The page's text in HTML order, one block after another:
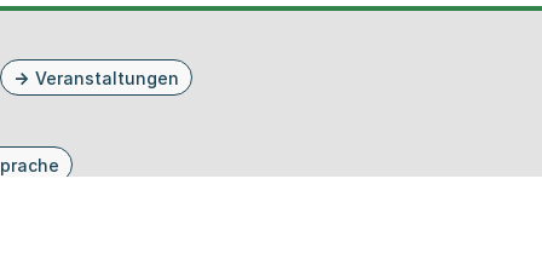
Veranstaltungen